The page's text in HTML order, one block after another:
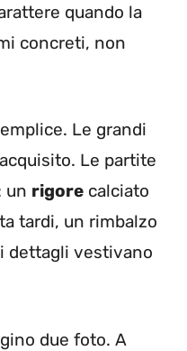
quando la
concreti, non
Le grandi
Le partite
un rigore calciato
tardi, un rimbalzo
dettagli vestivano
due foto. A